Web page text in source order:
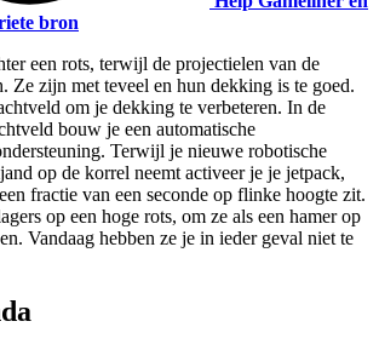
bron
een rots, terwijl de projectielen van de
Ze zijn met teveel en hun dekking is te goed.
om je dekking te verbeteren. In de
bouw je een automatische
Terwijl je nieuwe robotische
op de korrel neemt activeer je je jetpack,
fractie van een seconde op flinke hoogte zit.
op een hoge rots, om ze als een hamer op
Vandaag hebben ze je in ieder geval niet te